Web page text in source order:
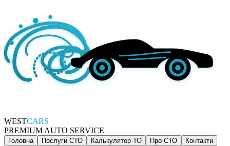
WESTCARS
PREMIUM AUTO SERVICE
Головна Послуги СТО Калькулятор ТО Про СТО Контакти